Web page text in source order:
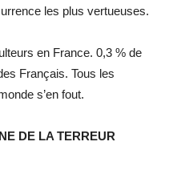
les plus vertueuses.
en France. 0,3 % de
Français. Tous les
s’en fout.
DE LA TERREUR